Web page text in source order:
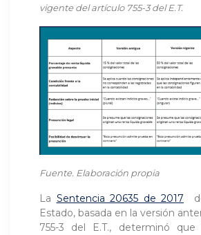
vigente del artículo 755-3 del E.T.
Fuente. Elaboración propia
La Sentencia 20635 de 2017
Estado, basada en la versión
755-3 del E.T., determinó que